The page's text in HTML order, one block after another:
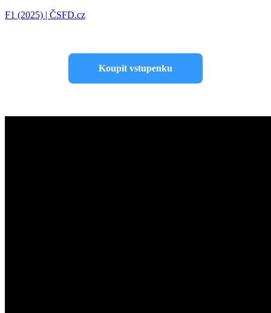
F1 (2025) | ČSFD.cz
Koupit vstupenku